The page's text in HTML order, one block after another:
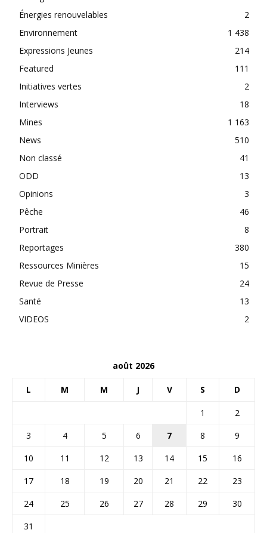
Énergies renouvelables
2
Environnement
1 438
Expressions Jeunes
214
Featured
111
Initiatives vertes
2
Interviews
18
Mines
1 163
News
510
Non classé
41
ODD
13
Opinions
3
Pêche
46
Portrait
8
Reportages
380
Ressources Minières
15
Revue de Presse
24
Santé
13
VIDEOS
2
août 2026
L M M J V S D
1
2
3
4 5 6 7 8
9
10
11 12 13 14 15
16
17
18 19 20 21 22
23
24
25 26 27 28 29
30
31